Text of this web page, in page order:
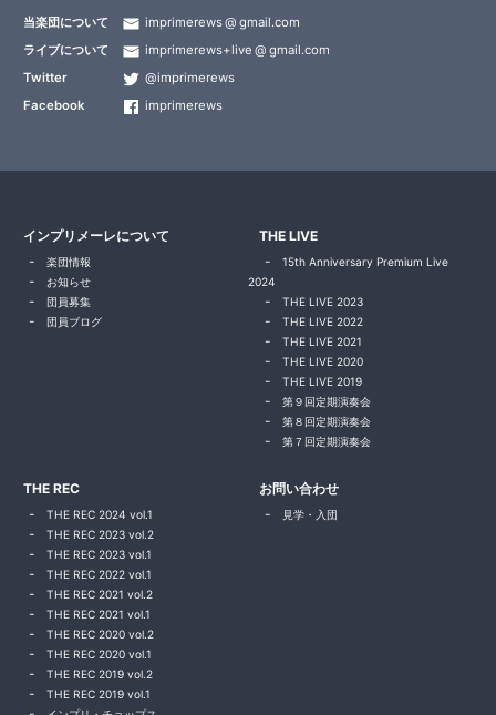
当楽団について imprimerews
gmail.com
ライブについて
imprimerews+live
gmail.com
Twitter
@imprimerews
Facebook
imprimerews
インプリメーレについて
楽団情報
お知らせ
団員募集
団員ブログ
THE LIVE
15th Anniversary Premium Live
2024
THE LIVE 2023
THE LIVE 2022
THE LIVE 2021
THE LIVE 2020
THE LIVE 2019
第９回定期演奏会
第８回定期演奏会
第７回定期演奏会
THE REC
THE REC 2024 vol.1
THE REC 2023 vol.2
THE REC 2023 vol.1
THE REC 2022 vol.1
THE REC 2021 vol.2
THE REC 2021 vol.1
THE REC 2020 vol.2
THE REC 2020 vol.1
THE REC 2019 vol.2
THE REC 2019 vol.1
お問い合わせ
見学・入団